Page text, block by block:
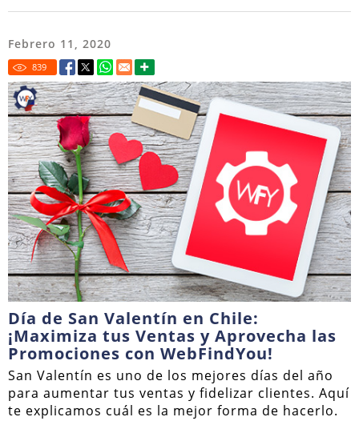
Febrero 11, 2020
839
Día de San Valentín en Chile:
¡Maximiza tus Ventas y Aprovecha las
Promociones con WebFindYou!
San Valentín es uno de los mejores días del año
para aumentar tus ventas y fidelizar clientes. Aquí
te explicamos cuál es la mejor forma de hacerlo.